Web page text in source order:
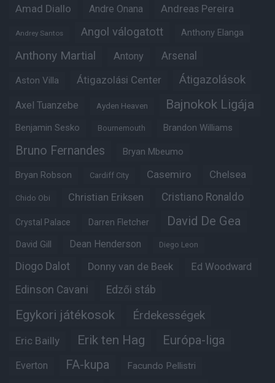
Amad Diallo Andre Onana Andreas Pereira
Andrey Santos Angol válogatott Anthony Elanga
Anthony Martial Antony Arsenal
Aston Villa Átigazolási Center Átigazolások
Axel Tuanzebe Ayden Heaven Bajnokok Ligája
Benjamin Sesko Bournemouth Brandon Williams
Bruno Fernandes Bryan Mbeumo
Bryan Robson Cardiff City Casemiro Chelsea
Chido Obi Christian Eriksen Cristiano Ronaldo
Crystal Palace Darren Fletcher David De Gea
David Gill Dean Henderson Diego Leon
Diogo Dalot Donny van de Beek Ed Woodward
Edinson Cavani Edzői stáb
Egykori játékosok Érdekességek
Eric Bailly Erik ten Hag Európa-liga
Everton FA-kupa Facundo Pellistri